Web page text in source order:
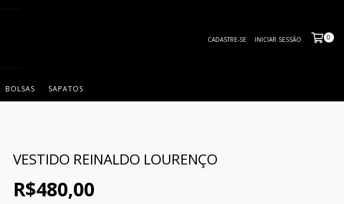
CADASTRE-SE INICIAR SESSÃO 0
BOLSAS SAPATOS
VESTIDO REINALDO LOURENÇO
R$480,00